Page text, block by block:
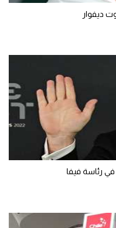
ديفوار
في رئاسة فيفا